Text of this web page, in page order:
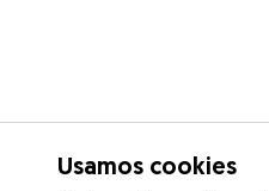
Usamos cookies